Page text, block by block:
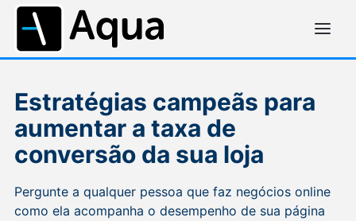
Estratégias campeãs para
aumentar a taxa de
conversão da sua loja
Pergunte a qualquer pessoa que faz negócios online
como ela acompanha o desempenho de sua página